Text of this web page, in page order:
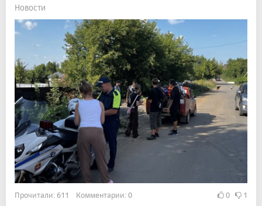
Новости
Прочитали: 611 Комментарии: 0 0 1